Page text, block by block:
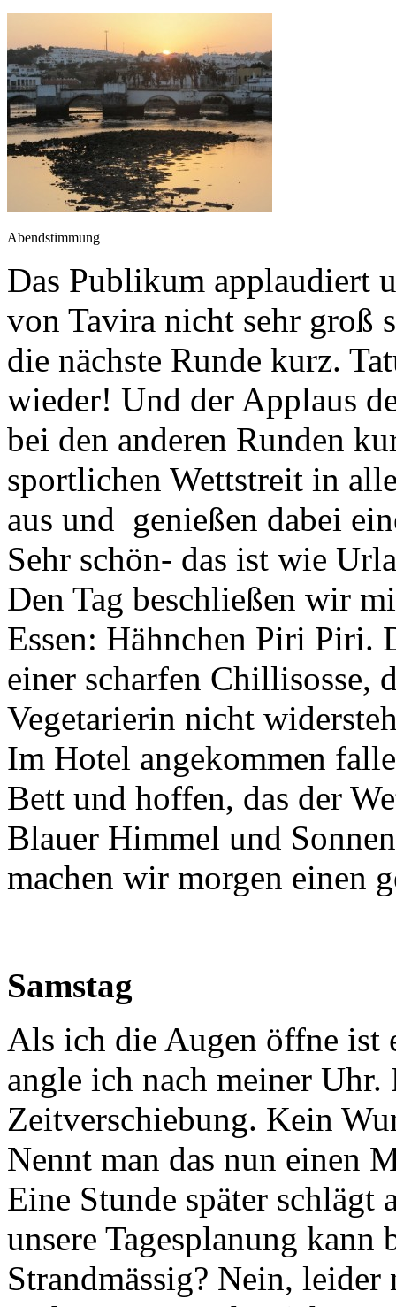
Abendstimmung
Das Publikum applaudiert
von Tavira nicht sehr groß
die nächste Runde kurz.
wieder! Und der Applaus
bei den anderen Runden
sportlichen Wettstreit in
aus und genießen dabei
Sehr schön- das ist wie
Den Tag beschließen wir
Essen: Hähnchen Piri Piri.
einer scharfen Chillisosse,
Vegetarierin nicht
Im Hotel angekommen
Bett und hoffen, das der
Blauer Himmel und
machen wir morgen einen
Samstag
Als ich die Augen öffne ist
angle ich nach meiner Uhr.
Zeitverschiebung. Kein
Nennt man das nun einen
Eine Stunde später
unsere Tagesplanung kann
Strandmässig? Nein,